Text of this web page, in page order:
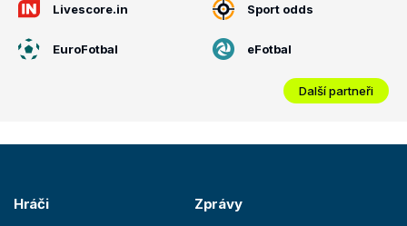
Livescore.in Sport odds
EuroFotbal eFotbal
Další partneři
Hráči Zprávy